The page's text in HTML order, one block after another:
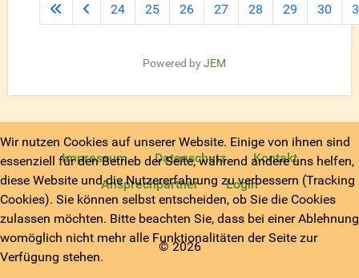
24 25 26 27 28 29 30
Powered byJEM
Impressum Datenschutz
Kontakt
Ansprechpartner
Login
© 2026
Wir nutzen Cookies auf unserer Website. Einige von ihnen sind
essenziell für den Betrieb der Seite, während andere uns helfen,
diese Website und die Nutzererfahrung zu verbessern (Tracking
Cookies). Sie können selbst entscheiden, ob Sie die Cookies
zulassen möchten. Bitte beachten Sie, dass bei einer Ablehnung
womöglich nicht mehr alle Funktionalitäten der Seite zur
Verfügung stehen.